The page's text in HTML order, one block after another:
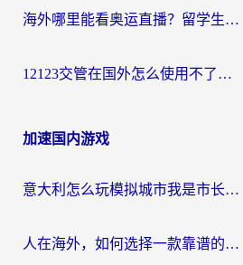
海外哪里能看奥运直播？留学生&海外华人必看的体育赛事观赛终极指南
12123交管在国外怎么使用不了？海外华人必看的无缝访问国内资源指南
加速国内游戏
意大利怎么玩模拟城市我是市长？海外党国服游戏加速终极攻略（附三国3量子特攻解决办法）
人在海外，如何选择一款靠谱的玩剑灵2加速器？